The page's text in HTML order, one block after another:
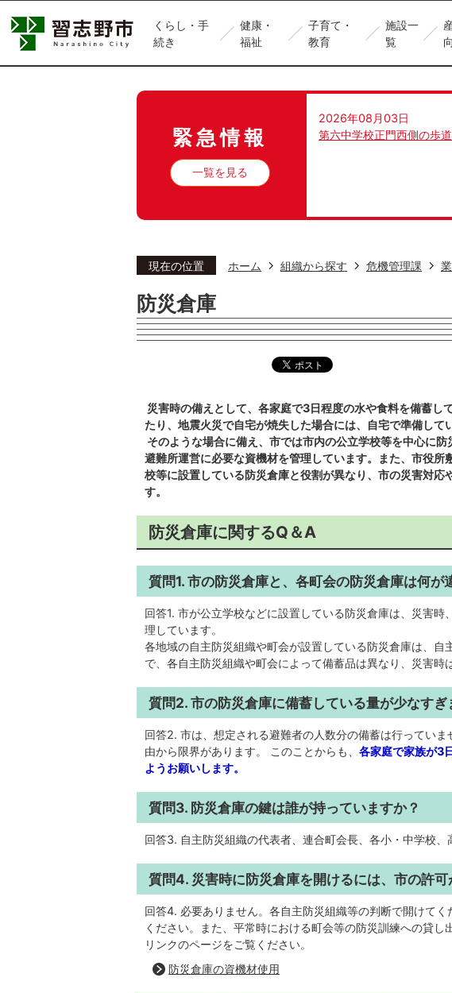
くらし・手
続き
健康・
福祉
子育て・
教育
施設一
覧
緊急情報
一覧を見る
2026年08月03日
第六中学校正門西側の歩
現在の位置 ホーム 組織から探す 危機管理課
防災倉庫
災害時の備えとして、各家庭で3日程度の水や食料を備蓄し
たり、地震火災で自宅が焼失した場合には、自宅で準備して
そのような場合に備え、市では市内の公立学校等を中心に
避難所運営に必要な資機材を管理しています。また、市役
校等に設置している防災倉庫と役割が異なり、市の災害対応
す。
防災倉庫に関するQ＆A
質問1. 市の防災倉庫と、各町会の防災倉庫は何が
回答1. 市が公立学校などに設置している防災倉庫は、災害
理しています。
各地域の自主防災組織や町会が設置している防災倉庫は、
で、各自主防災組織や町会によって備蓄品は異なり、災害時
質問2. 市の防災倉庫に備蓄している量が少なすぎ
回答2. 市は、想定される避難者の人数分の備蓄は行ってい
由から限界があります。 このことからも、 各家庭で家族が3
ようお願いします。
質問3. 防災倉庫の鍵は誰が持っていますか？
回答3. 自主防災組織の代表者、連合町会長、各小・中学校、
質問4. 災害時に防災倉庫を開けるには、市の許可
回答4. 必要ありません。各自主防災組織等の判断で開けて
ください。また、平常時における町会等の防災訓練への貸
リンクのページをご覧ください。
防災倉庫の資機材使用